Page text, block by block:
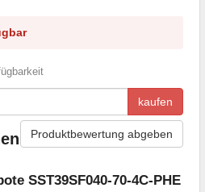
kaufen
Produktbewertung abgeben
SST39SF040-70-4C-PHE